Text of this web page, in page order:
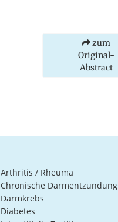
zum
Original-
Abstract
Arthritis / Rheuma
Chronische Darmentzündung
Darmkrebs
Diabetes